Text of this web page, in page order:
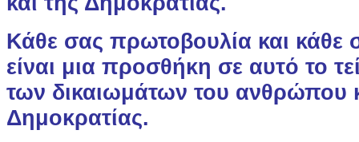
Κάθε σας πρωτοβουλία και κάθε
είναι μια προσθήκη σε αυτό το
των δικαιωμάτων του ανθρώπου
Δημοκρατίας.